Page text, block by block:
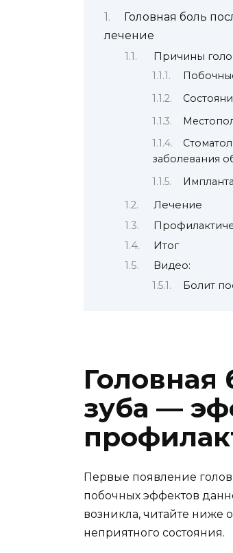
Головная боль
лечение
Причины
заболевания
Лечение
Итог
Видео:
Болит
Головная
зуба —
Первые появление
побочных эффектов
возникла, читайте ниже
неприятного состояния.